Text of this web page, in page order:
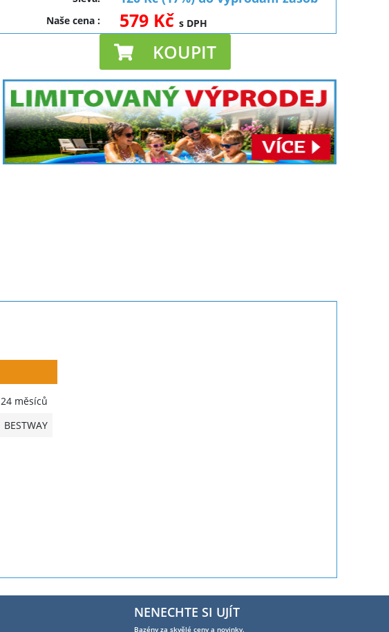
Naše cena: 579 Kčs DPH
KOUPIT
24 měsíců
BESTWAY
NENECHTE SI UJÍT
Bazény za skvělé ceny a novinky.